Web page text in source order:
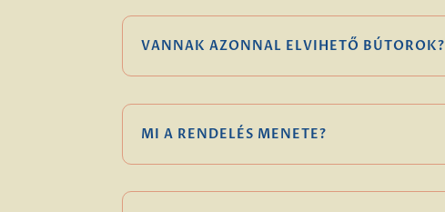
VANNAK AZONNAL ELVIHETŐ BÚTOROK?
MI A RENDELÉS MENETE?